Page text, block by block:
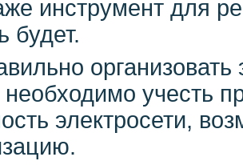
инструмент для
будет.
организовать
необходимо учесть
электросети,